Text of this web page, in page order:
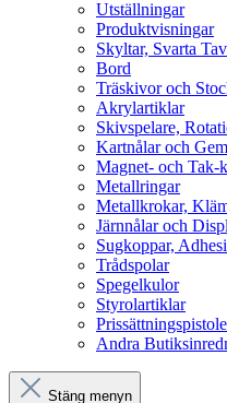
Utställningar
Produktvisningar
Skyltar, Svarta
Bord
Träskivor och
Akrylartiklar
Skivspelare,
Kartnålar och Gem
Magnet- och Tak-
Metallringar
Metallkrokar,
Järnnålar och
Sugkoppar,
Trådspolar
Spegelkulor
Styrolartiklar
Andra
Stäng menyn